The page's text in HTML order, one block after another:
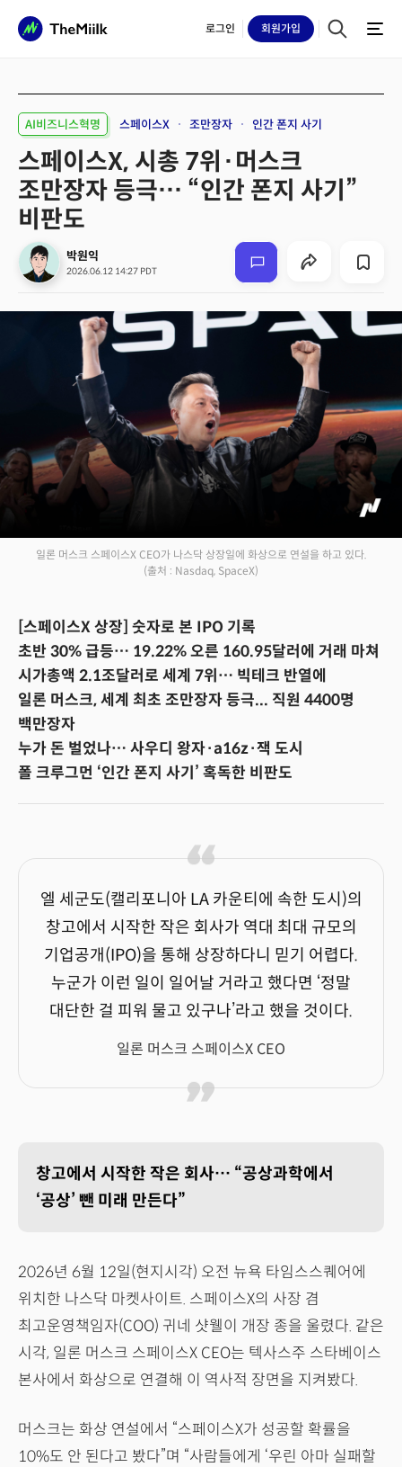
로그인 회원가입
AI비즈니스혁명 스페이스X 조만장자 인간 폰지 사기
스페이스X, 시총 7위·머스크
조만장자 등극… “인간 폰지 사기”
비판도
박원익
2026.06.12 14:27 PDT
일론 머스크 스페이스X CEO가 나스닥 상장일에 화상으로 연설을 하고 있다.
(출처 : Nasdaq, SpaceX)
[스페이스X 상장] 숫자로 본 IPO 기록
초반 30% 급등… 19.22% 오른 160.95달러에 거래 마쳐
시가총액 2.1조달러로 세계 7위… 빅테크 반열에
일론 머스크, 세계 최초 조만장자 등극... 직원 4400명
백만장자
누가 돈 벌었나… 사우디 왕자·a16z·잭 도시
폴 크루그먼 ‘인간 폰지 사기’ 혹독한 비판도
엘 세군도(캘리포니아 LA 카운티에 속한 도시)의
창고에서 시작한 작은 회사가 역대 최대 규모의
기업공개(IPO)을 통해 상장하다니 믿기 어렵다.
누군가 이런 일이 일어날 거라고 했다면 ‘정말
대단한 걸 피워 물고 있구나’라고 했을 것이다.
일론 머스크 스페이스X CEO
창고에서 시작한 작은 회사… “공상과학에서
‘공상’ 뺀 미래 만든다”
2026년 6월 12일(현지시각) 오전 뉴욕 타임스스퀘어에
위치한 나스닥 마켓사이트. 스페이스X의 사장 겸
최고운영책임자(COO) 귀네 샷웰이 개장 종을 울렸다. 같은
시각, 일론 머스크 스페이스X CEO는 텍사스주 스타베이스
본사에서 화상으로 연결해 이 역사적 장면을 지켜봤다.
머스크는 화상 연설에서 “스페이스X가 성공할 확률을
10%도 안 된다고 봤다”며 “사람들에게 ‘우린 아마 실패할